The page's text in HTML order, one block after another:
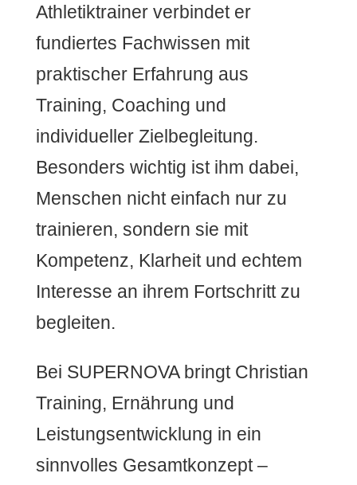
Athletiktrainer verbindet er
fundiertes Fachwissen mit
praktischer Erfahrung aus
Training, Coaching und
individueller Zielbegleitung.
Besonders wichtig ist ihm dabei,
Menschen nicht einfach nur zu
trainieren, sondern sie mit
Kompetenz, Klarheit und echtem
Interesse an ihrem Fortschritt zu
begleiten.
Bei SUPERNOVA bringt Christian
Training, Ernährung und
Leistungsentwicklung in ein
sinnvolles Gesamtkonzept –